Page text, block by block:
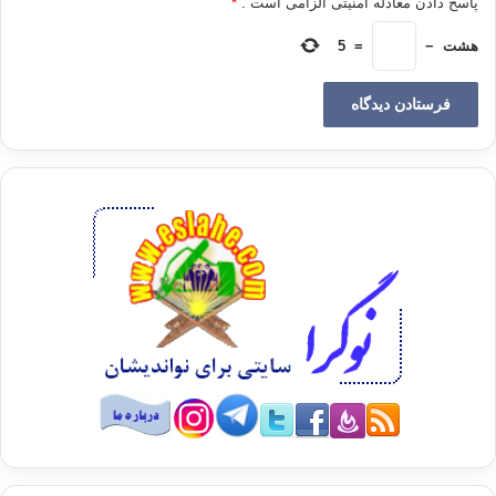
ودعا كبار السن والعقلاء والآباء لأن يتبرؤوا تبرءاً صريحاً من كل من لا يسمع لهم ويطيع
ويكفوا عن دعوى القبلية أو يتصدى قتل الأبرياء سواء كان من المدنيين أو العسكريين
وقال "فمن قتل قاصداً للقتل كان في غضب الله ومن خرج مسالماً لا يريد قتلاً أو قُتل
في بيته فعسى الله أن يكتبه في الشهداء
من جهة أخرى أكدت جمعية علماء الشريعة بليبيا أن مشروعية العقيد معمر القذافي قد
سقطت شرعياً وشعبيا وأخلاقياً
ودعت في بيانها الأحد 20-2-2011م المذيل بتوقيع الشيخ نصر سعيد عقوب إلى محاكمة
العقيد معمر القذافي محاكمة عادلة "ليكون عبرة لكل مجرم وسفاح
وشرفاء الأجهزة الأمنية بالوقوف صفاً واحداً والتلاحم مع أبناء وطنهم المطالبين بالحياة
هشت −
=
5